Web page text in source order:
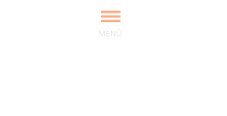
MENÜ